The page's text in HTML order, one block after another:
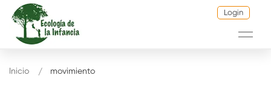
Login
Inicio movimiento